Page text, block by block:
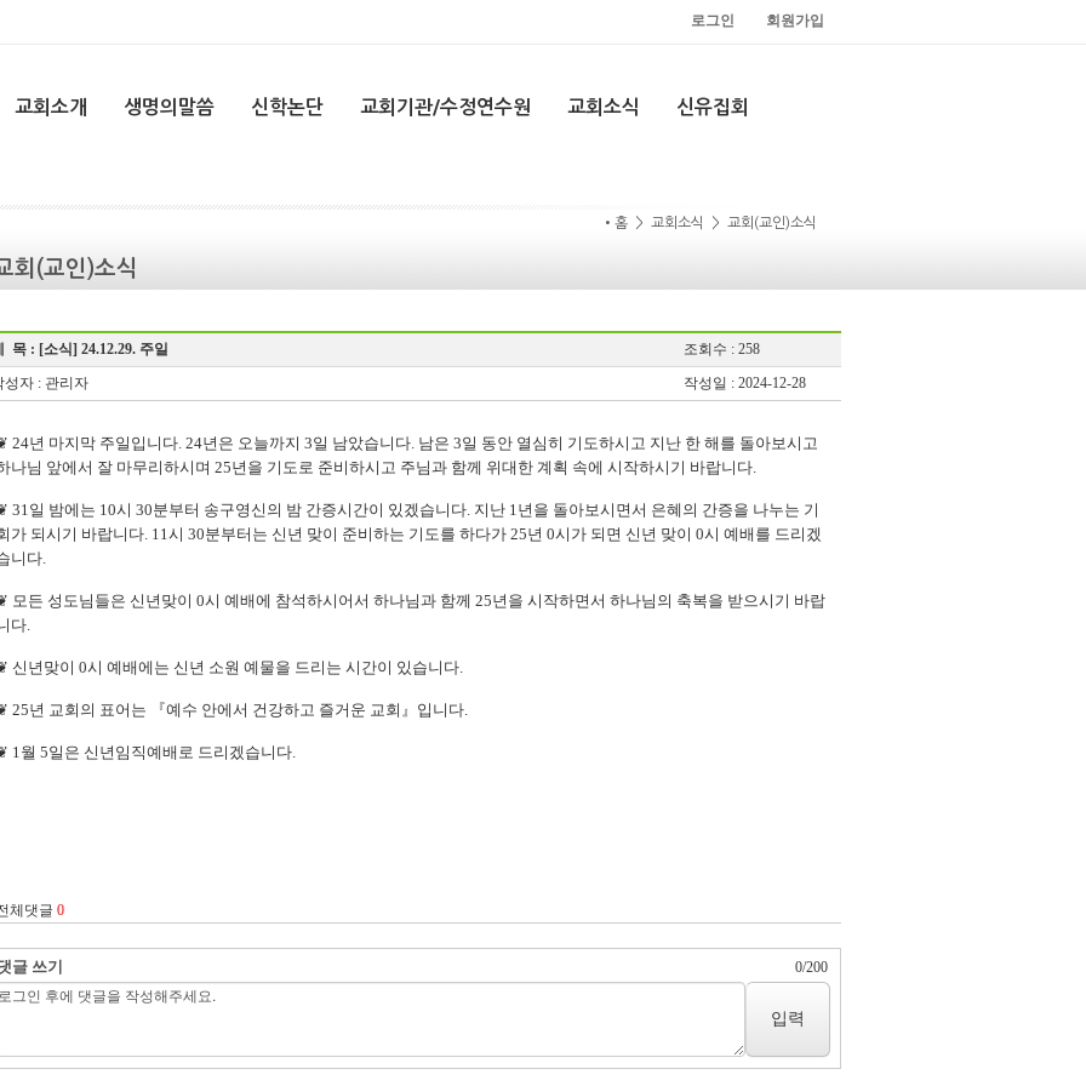
로그인 회원가입
교회소개 생명의말씀 신학논단 교회기관/수정연수원 교회소식 신유집회
(교인)소식
•홈 > 교회소식 > 교회(교인)소식
목 : [소식] 24.12.29. 주일
조회수 : 258
자 : 관리자
작성일 : 2024-12-28
24년 마지막 주일입니다. 24년은 오늘까지 3일 남았습니다. 남은 3일 동안 열심히 기도하시고 지난 한 해를 돌아보시고
나님 앞에서 잘 마무리하시며 25년을 기도로 준비하시고 주님과 함께 위대한 계획 속에 시작하시기 바랍니다.
31일 밤에는 10시 30분부터 송구영신의 밤 간증시간이 있겠습니다. 지난 1년을 돌아보시면서 은혜의 간증을 나누는 기
가 되시기 바랍니다. 11시 30분부터는 신년 맞이 준비하는 기도를 하다가 25년 0시가 되면 신년 맞이 0시 예배를 드리겠
니다.
모든 성도님들은 신년맞이 0시 예배에 참석하시어서 하나님과 함께 25년을 시작하면서 하나님의 축복을 받으시기 바랍
다.
신년맞이 0시 예배에는 신년 소원 예물을 드리는 시간이 있습니다.
25년 교회의 표어는 『예수 안에서 건강하고 즐거운 교회』입니다.
1월 5일은 신년임직예배로 드리겠습니다.
체댓글 0
글 쓰기 0/200
입력